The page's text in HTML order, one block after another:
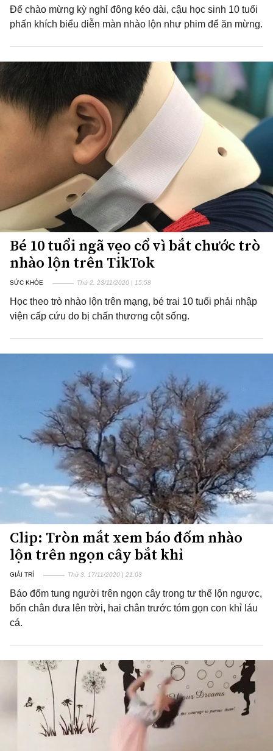
Để chào mừng kỳ nghỉ đông kéo dài, cậu học sinh 10 tuổi
phấn khích biểu diễn màn nhào lộn như phim để ăn mừng.
Bé 10 tuổi ngã vẹo cổ vì bắt chước trò
nhào lộn trên TikTok
SỨC KHỎE Thứ 2, 23/11/2020 | 15:58
Học theo trò nhào lộn trên mạng, bé trai 10 tuổi phải nhập
viện cấp cứu do bị chấn thương cột sống.
Clip: Tròn mắt xem báo đốm nhào
lộn trên ngọn cây bắt khỉ
GIẢI TRÍ Thứ 3, 17/11/2020 | 21:03
Báo đốm tung người trên ngọn cây trong tư thế lộn ngược,
bốn chân đưa lên trời, hai chân trước tóm gọn con khỉ láu
cá.